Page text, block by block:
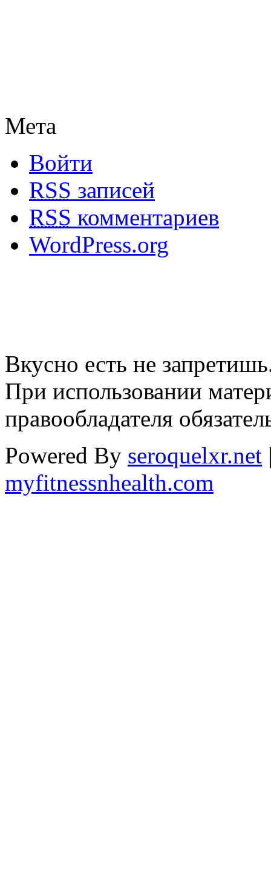
Мета
Войти
RSS записей
RSS комментариев
WordPress.org
Вкусно есть не
При использовании
правообладателя
Powered By seroquelxr.net
myfitnessnhealth.com